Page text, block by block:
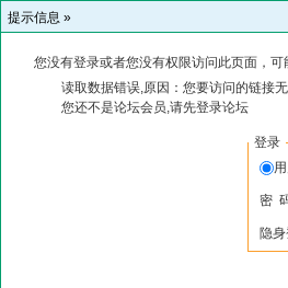
提示信息 »
您没有登录或者您没有权限访问此页面，
读取数据错误,原因：您要访问的链接
您还不是论坛会员,请先登录论坛
登录
密
隐